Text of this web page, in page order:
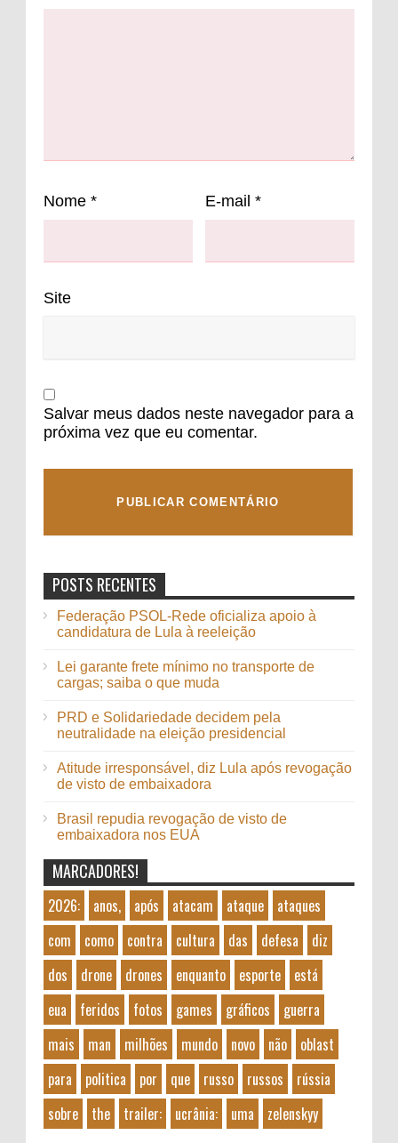
Nome * E-mail *
Site
Salvar meus dados neste navegador para a
próxima vez que eu comentar.
POSTS RECENTES
Federação PSOL-Rede oficializa apoio à
candidatura de Lula à reeleição
Lei garante frete mínimo no transporte de
cargas; saiba o que muda
PRD e Solidariedade decidem pela
neutralidade na eleição presidencial
Atitude irresponsável, diz Lula após revogação
de visto de embaixadora
Brasil repudia revogação de visto de
embaixadora nos EUA
MARCADORES!
2026: anos, após atacam ataque
ataques
com
como contra cultura das defesa
diz
dos
drone drones enquanto esporte
está
eua
feridos fotos games gráficos
guerra
mais
man milhões mundo novo não
oblast
para
politica por que russo russos
rússia
sobre
the trailer: ucrânia: uma zelenskyy